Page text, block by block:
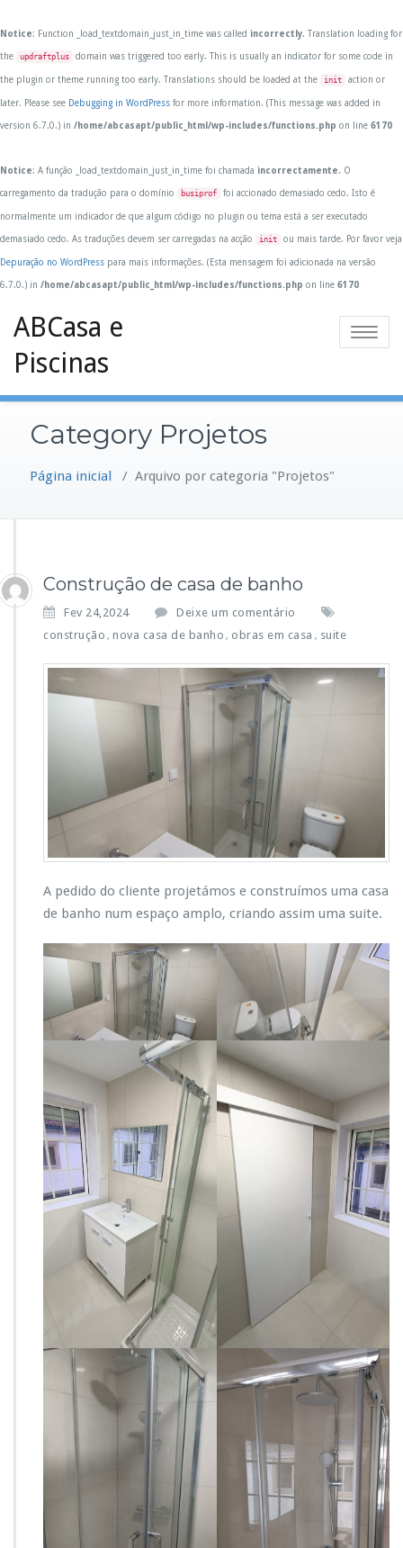
Notice: Function _load_textdomain_just_in_time was called incorrectly. Translation loading for
the updraftplus domain was triggered too early. This is usually an indicator for some code in
the plugin or theme running too early. Translations should be loaded at the init action or
later. Please see Debugging in WordPress for more information. (This message was added in
version 6.7.0.) in /home/abcasapt/public_html/wp-includes/functions.php on line 6170
Notice: A função _load_textdomain_just_in_time foi chamada incorrectamente. O
carregamento da tradução para o domínio busiprof foi accionado demasiado cedo. Isto é
normalmente um indicador de que algum código no plugin ou tema está a ser executado
demasiado cedo. As traduções devem ser carregadas na acção init ou mais tarde. Por favor veja
Depuração no WordPress para mais informações. (Esta mensagem foi adicionada na versão
6.7.0.) in /home/abcasapt/public_html/wp-includes/functions.php on line 6170
content
ABCasa e
Piscinas
Toggle
Category Projetos
Página inicial / Arquivo por categoria "Projetos"
Construção de casa de banho
Fev 24,2024
Deixe um comentário
construção , nova casa de banho , obras em casa , suite
A pedido do cliente projetámos e construímos uma casa
de banho num espaço amplo, criando assim uma suite.